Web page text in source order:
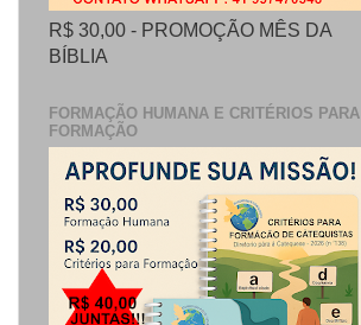
R$ 30,00 - PROMOÇÃO MÊS DA
BÍBLIA
FORMAÇÃO HUMANA E CRITÉRIOS PARA
FORMAÇÃO